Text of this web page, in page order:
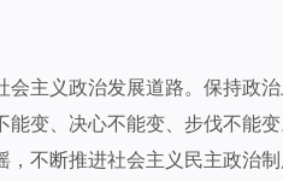
会主义政治发展道路。保持政
能变、决心不能变、步伐不能
，不断推进社会主义民主政治